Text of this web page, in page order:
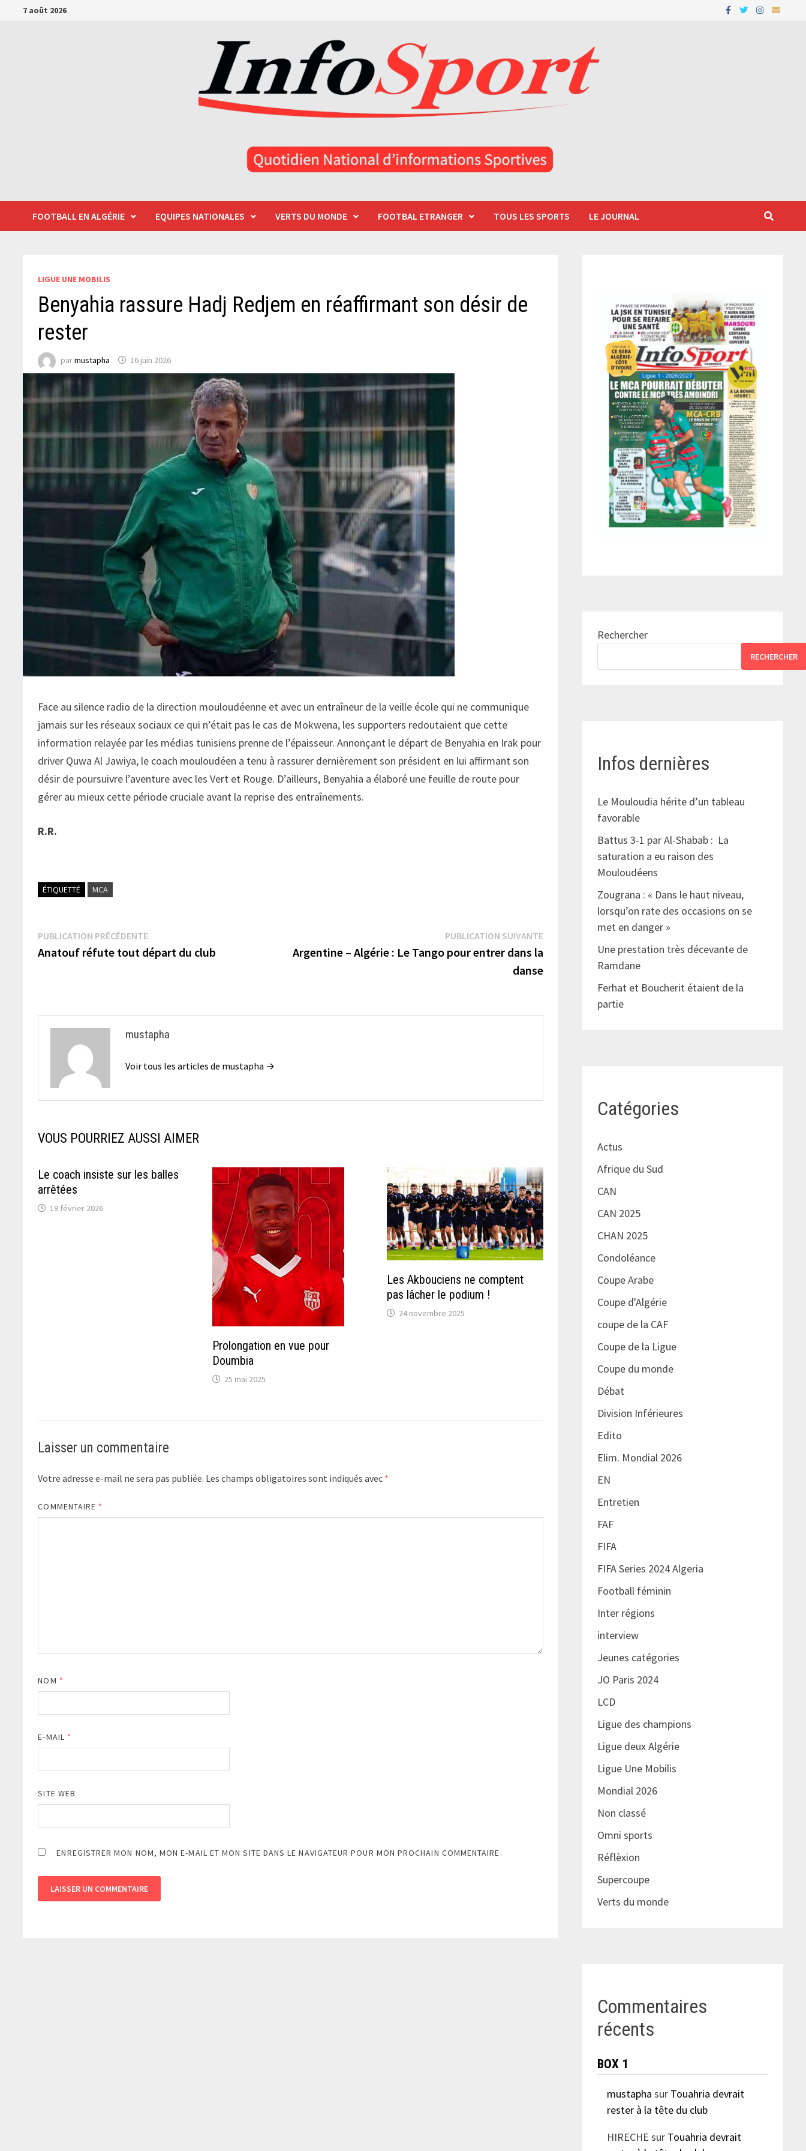
Passer7 août 2026
FOOTBALL EN ALGÉRIE EQUIPES NATIONALES VERTS DU MONDE FOOTBAL ETRANGER TOUS LES SPORTS LE JOURNAL
LIGUE UNE MOBILIS
Benyahia rassure Hadj Redjem en réaffirmant son désir de
rester
parmustapha 16 juin 2026
Face au silence radio de la direction mouloudéenne et avec un entraîneur de la veille école qui ne communique
jamais sur les réseaux sociaux ce qui n’était pas le cas de Mokwena, les supporters redoutaient que cette
information relayée par les médias tunisiens prenne de l’épaisseur. Annonçant le départ de Benyahia en Irak pour
driver Quwa Al Jawiya, le coach mouloudéen a tenu à rassurer dernièrement son président en lui affirmant son
désir de poursuivre l’aventure avec les Vert et Rouge. D’ailleurs, Benyahia a élaboré une feuille de route pour
gérer au mieux cette période cruciale avant la reprise des entraînements.
R.R.
ÉTIQUETTÉ MCA
Navigation
de
PUBLICATION PRÉCÉDENTEPublication
précédente :
Anatouf réfute tout départ du club
PUBLICATION SUIVANTEPublication
suivante :
Argentine – Algérie : Le Tango pour entrer dans la
danse
mustapha
Voir tous les articles de mustapha →
VOUS POURRIEZ AUSSI AIMER
Le coach insiste sur les balles
arrêtées
19 février 2026
Prolongation en vue pour
Doumbia
25 mai 2025
Les Akbouciens ne comptent
pas lâcher le podium !
24 novembre 2025
Laisser un commentaire
Votre adresse e-mail ne sera pas publiée. Les champs obligatoires sont indiqués avec *
COMMENTAIRE *
NOM *
E-MAIL *
SITE WEB
ENREGISTRER MON NOM, MON E-MAIL ET MON SITE DANS LE NAVIGATEUR POUR MON PROCHAIN COMMENTAIRE.
Rechercher
RECHERCHER
Infos dernières
Le Mouloudia hérite d’un tableau
favorable
Battus 3-1 par Al-Shabab : La
saturation a eu raison des
Mouloudéens
Zougrana : « Dans le haut niveau,
lorsqu’on rate des occasions on se
met en danger »
Une prestation très décevante de
Ramdane
Ferhat et Boucherit étaient de la
partie
Catégories
Actus
Afrique du Sud
CAN
CAN 2025
CHAN 2025
Condoléance
Coupe Arabe
Coupe d'Algérie
coupe de la CAF
Coupe de la Ligue
Coupe du monde
Débat
Division Inférieures
Edito
Elim. Mondial 2026
EN
Entretien
FAF
FIFA
FIFA Series 2024 Algeria
Football féminin
Inter régions
interview
Jeunes catégories
JO Paris 2024
LCD
Ligue des champions
Ligue deux Algérie
Ligue Une Mobilis
Mondial 2026
Non classé
Omni sports
Réflèxion
Supercoupe
Verts du monde
Commentaires
récents
BOX 1
mustapha sur Touahria devrait
rester à la tête du club
HIRECHE sur Touahria devrait